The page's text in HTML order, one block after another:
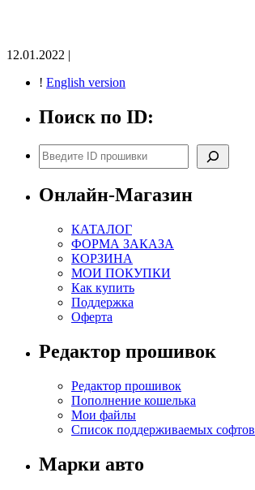
12.01.2022 |
! English version
Поиск по ID:
Поиск
Онлайн-Магазин
КАТАЛОГ
ФОРМА ЗАКАЗА
КОРЗИНА
МОИ ПОКУПКИ
Как купить
Поддержка
Оферта
Редактор прошивок
Редактор прошивок
Пополнение кошелька
Мои файлы
Список поддерживаемых софтов
Марки авто